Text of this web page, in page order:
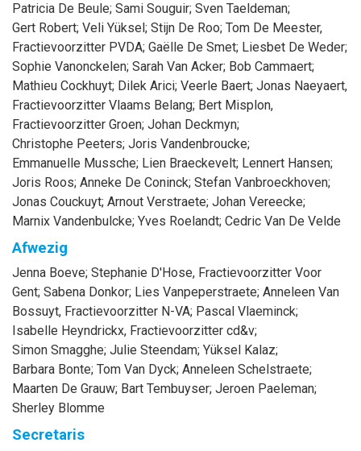
Patricia De Beule; Sami Souguir; Sven Taeldeman;
Gert Robert; Veli Yüksel; Stijn De Roo; Tom De Meester,
Fractievoorzitter PVDA; Gaëlle De Smet; Liesbet De Weder;
Sophie Vanonckelen; Sarah Van Acker; Bob Cammaert;
Mathieu Cockhuyt; Dilek Arici; Veerle Baert; Jonas Naeyaert,
Fractievoorzitter Vlaams Belang; Bert Misplon,
Fractievoorzitter Groen; Johan Deckmyn;
Christophe Peeters; Joris Vandenbroucke;
Emmanuelle Mussche; Lien Braeckevelt; Lennert Hansen;
Joris Roos; Anneke De Coninck; Stefan Vanbroeckhoven;
Jonas Couckuyt; Arnout Verstraete; Johan Vereecke;
Marnix Vandenbulcke; Yves Roelandt; Cedric Van De Velde
Afwezig
Jenna Boeve; Stephanie D'Hose, Fractievoorzitter Voor
Gent; Sabena Donkor; Lies Vanpeperstraete; Anneleen Van
Bossuyt, Fractievoorzitter N-VA; Pascal Vlaeminck;
Isabelle Heyndrickx, Fractievoorzitter cd&v;
Simon Smagghe; Julie Steendam; Yüksel Kalaz;
Barbara Bonte; Tom Van Dyck; Anneleen Schelstraete;
Maarten De Grauw; Bart Tembuyser; Jeroen Paeleman;
Sherley Blomme
Secretaris